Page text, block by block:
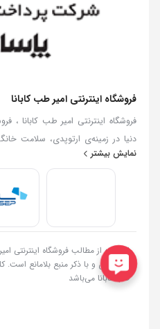
فروشگاه اینترنتی امیر طب کابانا
فروشگاه اینترنتی امیر طب کابانا ،
دنیا در زمینه‌ی ارتوپدی، سلامت
بهترین کارشناسان فروش در زمینه
مشاوره و خدمات در رابطه با
مردم دارا می‌‌‌‌باشد. با ضمانت پایین
نمایش بیشتر
استفاده از مطالب فروشگاه اینترنتی
غیرتجاری و با ذکر منبع بلامانع
طب کابانا می‌باشد